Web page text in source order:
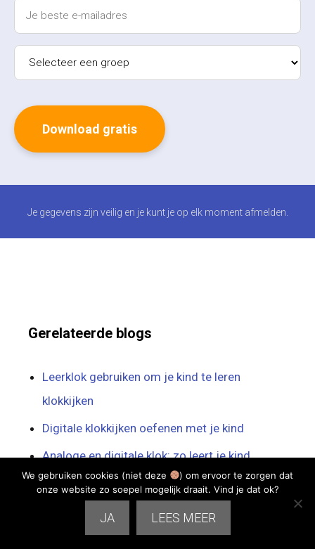
Je gegevens zijn veilig en je kunt je op elk moment afmelden.
Gerelateerde blogs
Leerklok gebruiken om je kind te leren
klokkijken
Digitale klokkijken oefenen met je kind
Analoge en digitale klok: zo leert je kind
klokkijken
We gebruiken cookies (niet deze
) om ervoor te zorgen dat
onze website zo soepel mogelijk draait. Vind je dat ok?
JA LEES MEER